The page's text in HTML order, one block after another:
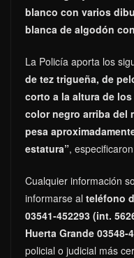
blanco con varios
blanca de algodón
La Policía aporta los
de tez trigueña, de
corto a la altura de
color negro arriba del
pesa
estatura”,
Cualquier información
informarse al teléfono
03541-452293 (int.
Huerta Grande 03548-
policial o judicial más